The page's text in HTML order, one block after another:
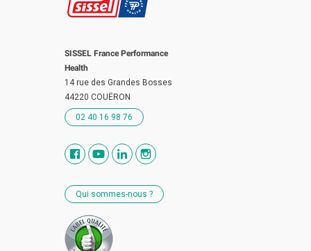
SISSEL France Performance
Health
14 rue des Grandes Bosses
44220 COUËRON
02 40 16 98 76
Qui sommes-nous ?